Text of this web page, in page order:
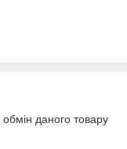
даного товару